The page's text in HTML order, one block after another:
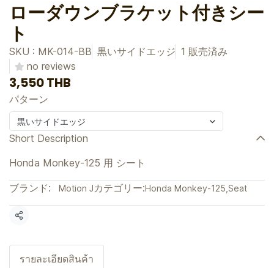
ローダウンブラケット付きシー
ト
SKU : MK-014-BB 黒いサイドエッジ 1 販売済み
no reviews
3,550 THB
パターン
黒いサイドエッジ
Short Description
Honda Monkey-125 用 シート
ブランド: Motion Jカテゴリー:Honda Monkey-125 Seat
共有
รายละเอียดสินค้า